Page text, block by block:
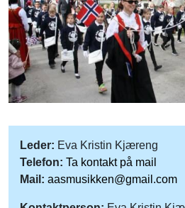
Leder: Eva Kristin Kjæreng
Telefon: Ta kontakt på mail
Mail: aasmusikken@gmail.com